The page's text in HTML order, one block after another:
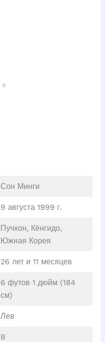
Сон Минги
9 августа 1999 г.
Пучхон, Кёнгидо,
Южная Корея
26 лет и 11 месяцев
6 футов 1 дюйм (184
см)
Лев
B